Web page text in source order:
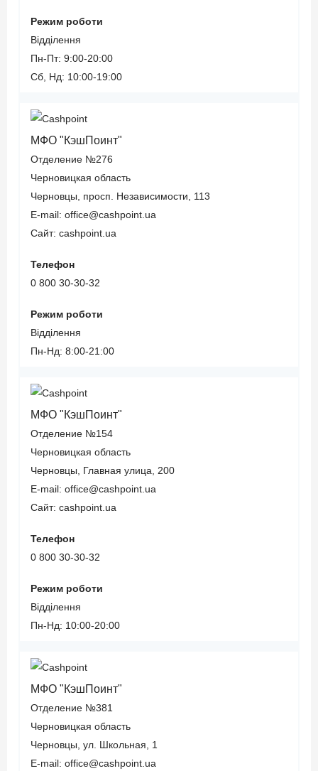
Режим роботи
Відділення
Пн-Пт: 9:00-20:00
Сб, Нд: 10:00-19:00
МФО "КэшПоинт"
Отделение №276
Черновицкая область
Черновцы, просп. Независимости, 113
E-mail: office@cashpoint.ua
Сайт: cashpoint.ua
Телефон
0 800 30-30-32
Режим роботи
Відділення
Пн-Нд: 8:00-21:00
МФО "КэшПоинт"
Отделение №154
Черновицкая область
Черновцы, Главная улица, 200
E-mail: office@cashpoint.ua
Сайт: cashpoint.ua
Телефон
0 800 30-30-32
Режим роботи
Відділення
Пн-Нд: 10:00-20:00
МФО "КэшПоинт"
Отделение №381
Черновицкая область
Черновцы, ул. Школьная, 1
E-mail: office@cashpoint.ua